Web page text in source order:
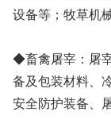
设备等；牧草机
◆畜禽屠宰：屠
备及包装材料、
安全防护装备、